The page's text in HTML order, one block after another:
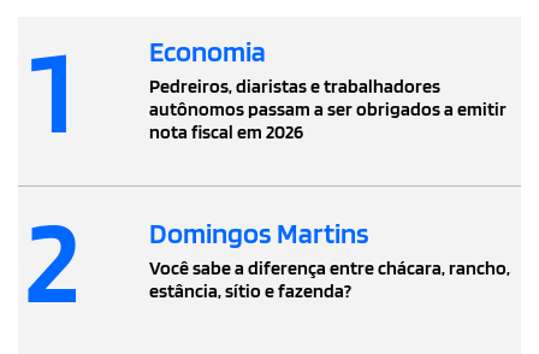
1 Economia
Pedreiros, diaristas e trabalhadores
autônomos passam a ser obrigados a emitir
nota fiscal em 2026
2 Domingos Martins
Você sabe a diferença entre chácara, rancho,
estância, sítio e fazenda?